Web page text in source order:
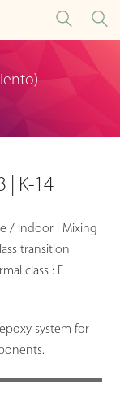
| K-14
/ Indoor | Mixing
transition
class : F
system for